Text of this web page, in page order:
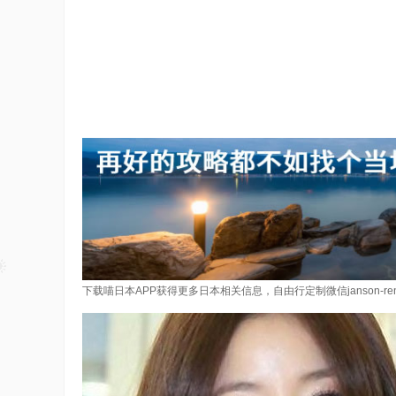
下载喵日本APP获得更多日本相关信息，自由行定制微信janson-